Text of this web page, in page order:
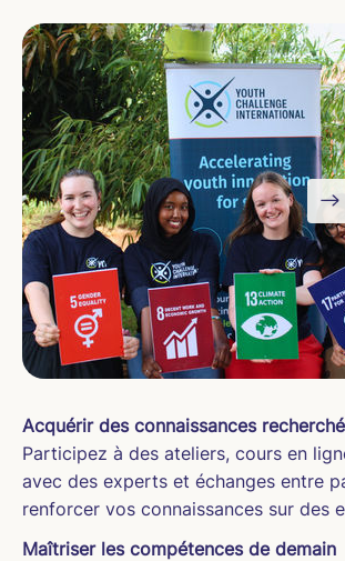
Acquérir des connaissances
Participez à des ateliers, cours en
avec des experts et échanges entre
renforcer vos connaissances sur des
Maîtriser les compétences de demain